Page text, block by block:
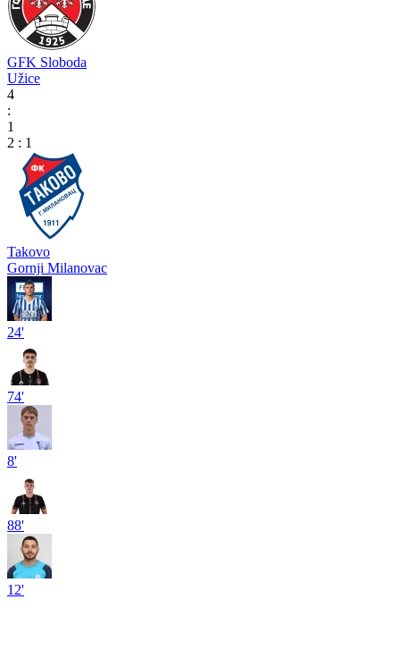
GFK Sloboda
Užice
4
:
1
2 : 1
Takovo
Gornji Milanovac
24'
74'
8'
88'
12'